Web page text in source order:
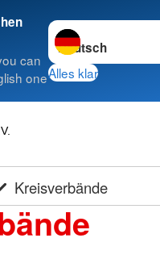
can
one
Sprache wechseln
Alles klar
Kreisverbände